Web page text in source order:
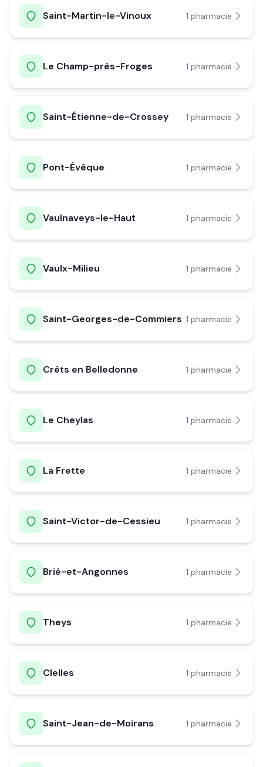
Saint-Martin-le-Vinoux 1 pharmacie
Le Champ-près-Froges 1 pharmacie
Saint-Étienne-de-Crossey 1 pharmacie
Pont-Évêque 1 pharmacie
Vaulnaveys-le-Haut 1 pharmacie
Vaulx-Milieu 1 pharmacie
Saint-Georges-de-Commiers 1 pharmacie
Crêts en Belledonne 1 pharmacie
Le Cheylas 1 pharmacie
La Frette 1 pharmacie
Saint-Victor-de-Cessieu 1 pharmacie
Brié-et-Angonnes 1 pharmacie
Theys 1 pharmacie
Clelles 1 pharmacie
Saint-Jean-de-Moirans 1 pharmacie